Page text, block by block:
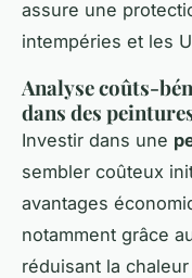
assure une
intempéries et les
Analyse coûts-
dans des
Investir dans une
sembler coûteux
avantages
notamment grâce
réduisant la